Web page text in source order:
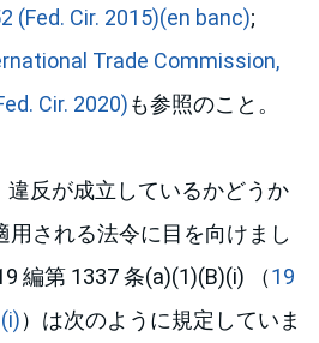
(Fed. Cir. 2015)(en banc);
Trade Commission,
Cir. 2020)も参照のこと。
反が成立しているかどうか
用される法令に目を向けまし
編第 1337 条(a)(1)(B)(i) （19
）は次のように規定していま